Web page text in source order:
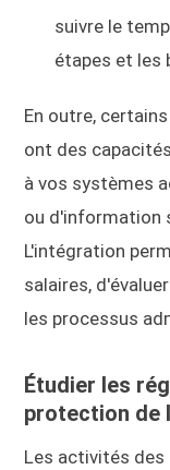
suivre le
étapes et les
En outre,
ont des
à vos systèmes
ou d'information
L'intégration
salaires,
les processus
Étudier les
protection de
Les activités des